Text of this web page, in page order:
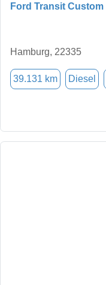
Ford Transit Custom
Hamburg, 22335
39.131 km Diesel